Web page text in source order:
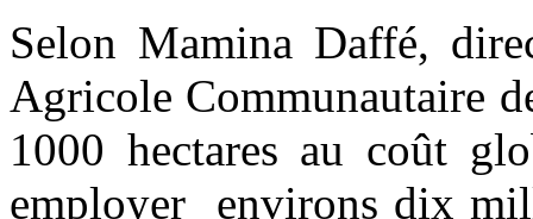
Selon Mamina Daffé,
Agricole Communautaire
1000 hectares au coût
employer environs dix